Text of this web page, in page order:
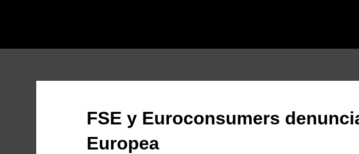
FSE y Euroconsumers
Europea